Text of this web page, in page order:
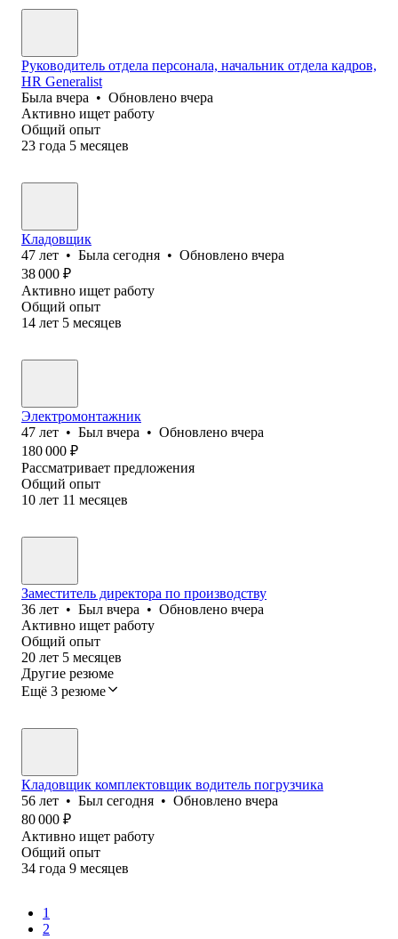
Руководитель отдела персонала, начальник отдела кадров,
HR Generalist
Была вчера • Обновлено вчера
Активно ищет работу
Общий опыт
23 года 5 месяцев
Кладовщик
47 лет • Была сегодня • Обновлено вчера
38 000 ₽
Активно ищет работу
Общий опыт
14 лет 5 месяцев
Электромонтажник
47 лет • Был вчера • Обновлено вчера
180 000 ₽
Рассматривает предложения
Общий опыт
10 лет 11 месяцев
Заместитель директора по производству
36 лет • Был вчера • Обновлено вчера
Активно ищет работу
Общий опыт
20 лет 5 месяцев
Другие резюме
Ещё 3 резюме
Кладовщик комплектовщик водитель погрузчика
56 лет • Был сегодня • Обновлено вчера
80 000 ₽
Активно ищет работу
Общий опыт
34 года 9 месяцев
1
2